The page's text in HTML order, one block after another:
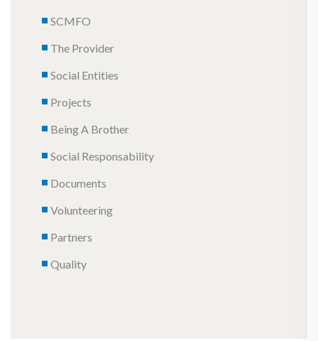
SCMFO
The Provider
Social Entities
Projects
Being A Brother
Social Responsability
Documents
Volunteering
Partners
Quality